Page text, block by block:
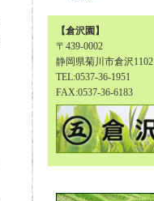
【倉沢園】
〒439-0002
静岡県菊川市倉沢1102
TEL:0537-36-1951
FAX:0537-36-6183